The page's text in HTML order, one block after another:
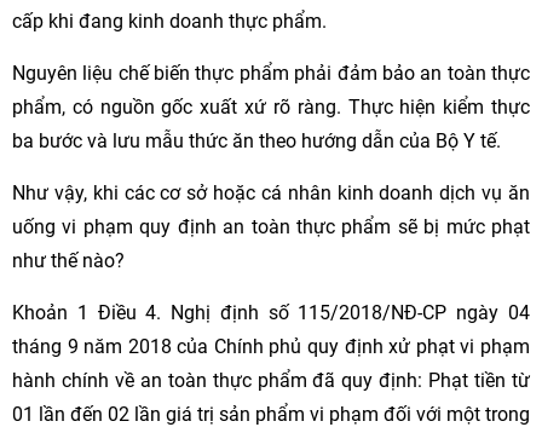
cấp khi đang kinh doanh thực phẩm.
Nguyên liệu chế biến thực phẩm phải đảm bảo an toàn thực
phẩm, có nguồn gốc xuất xứ rõ ràng. Thực hiện kiểm thực
ba bước và lưu mẫu thức ăn theo hướng dẫn của Bộ Y tế.
Như vậy, khi các cơ sở hoặc cá nhân kinh doanh dịch vụ ăn
uống vi phạm quy định an toàn thực phẩm sẽ bị mức phạt
như thế nào?
Khoản 1 Điều 4. Nghị định số 115/2018/NĐ-CP ngày 04
tháng 9 năm 2018 của Chính phủ quy định xử phạt vi phạm
hành chính về an toàn thực phẩm đã quy định: Phạt tiền từ
01 lần đến 02 lần giá trị sản phẩm vi phạm đối với một trong